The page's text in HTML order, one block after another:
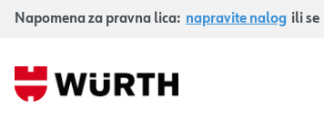
Napomena za pravna lica: napravite nalog ili se